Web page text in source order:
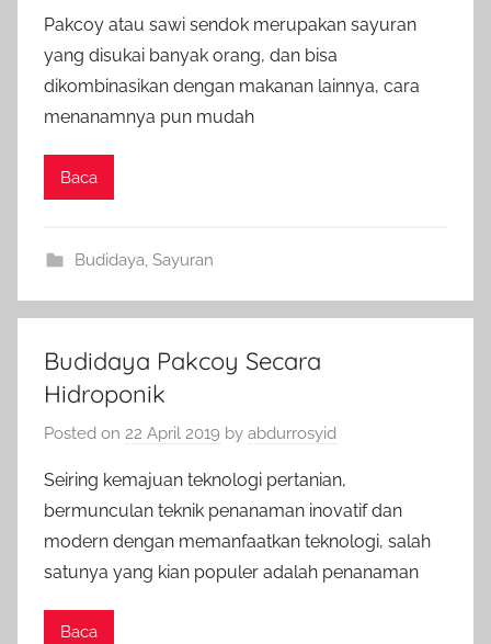
Pakcoy atau sawi sendok merupakan sayuran
yang disukai banyak orang, dan bisa
dikombinasikan dengan makanan lainnya, cara
menanamnya pun mudah
Baca
Budidaya, Sayuran
Budidaya Pakcoy Secara
Hidroponik
Posted on 22 April 2019 by abdurrosyid
Seiring kemajuan teknologi pertanian,
bermunculan teknik penanaman inovatif dan
modern dengan memanfaatkan teknologi, salah
satunya yang kian populer adalah penanaman
Baca